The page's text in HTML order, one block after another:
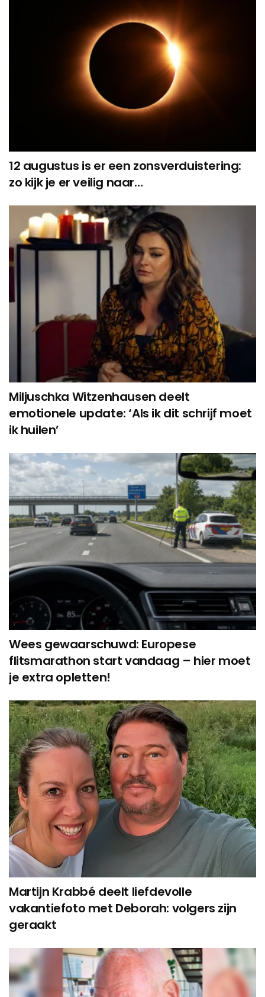
12 augustus is er een zonsverduistering:
zo kijk je er veilig naar…
Miljuschka Witzenhausen deelt
emotionele update: ‘Als ik dit schrijf moet
ik huilen’
Wees gewaarschuwd: Europese
flitsmarathon start vandaag – hier moet
je extra opletten!
Martijn Krabbé deelt liefdevolle
vakantiefoto met Deborah: volgers zijn
geraakt